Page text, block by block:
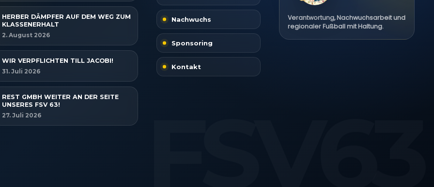
HERBER DÄMPFER AUF DEM WEG ZUM
KLASSENERHALT
2. August 2026
WIR VERPFLICHTEN TILL JACOBI!
31. Juli 2026
REST GMBH WEITER AN DER SEITE
UNSERES FSV 63!
27. Juli 2026
Nachwuchs
Sponsoring
Kontakt
Verantwortung, Nachwuchsarbeit und
regionaler Fußball mit Haltung.